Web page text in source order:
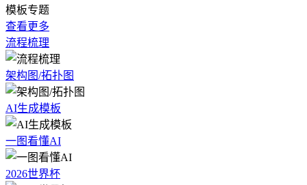
模板专题
查看更多
流程梳理
架构图/拓扑图
AI生成模板
一图看懂AI
2026世界杯